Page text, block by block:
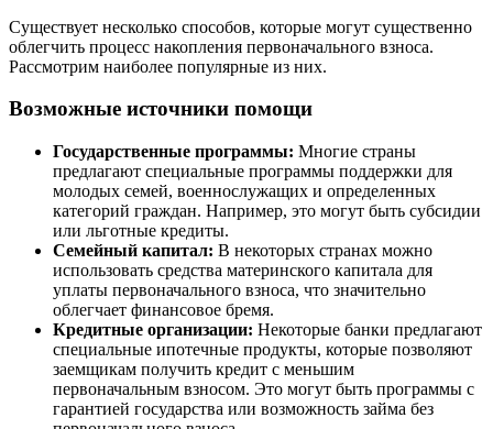
Существует несколько способов, которые могут существенно
облегчить процесс накопления первоначального взноса.
Рассмотрим наиболее популярные из них.
Возможные источники помощи
Государственные программы: Многие страны
предлагают специальные программы поддержки для
молодых семей, военнослужащих и определенных
категорий граждан. Например, это могут быть субсидии
или льготные кредиты.
Семейный капитал: В некоторых странах можно
использовать средства материнского капитала для
уплаты первоначального взноса, что значительно
облегчает финансовое бремя.
Кредитные организации: Некоторые банки предлагают
специальные ипотечные продукты, которые позволяют
заемщикам получить кредит с меньшим
первоначальным взносом. Это могут быть программы с
гарантией государства или возможность займа без